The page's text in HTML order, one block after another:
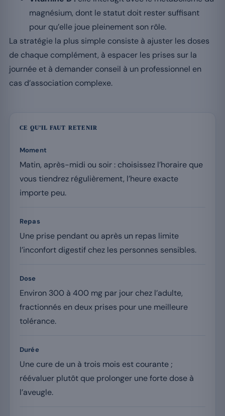
magnésium, dont le statut doit rester suffisant
pour qu’elle joue pleinement son rôle.
La stratégie la plus simple consiste à ajuster les doses
de chaque complément, à espacer les prises sur la
journée et à demander conseil à un professionnel en
cas d’association complexe.
CE QU’IL FAUT RETENIR
Moment
Matin, après-midi ou soir : choisissez l’horaire que
vous tiendrez régulièrement, l’heure exacte
importe peu.
Repas
Une prise pendant ou après un repas limite
l’inconfort digestif chez les personnes sensibles.
Dose
Environ 300 à 400 mg par jour chez l’adulte,
fractionnés en deux prises pour une meilleure
tolérance.
Durée
Une cure de un à trois mois est courante ;
réévaluer plutôt que prolonger une forte dose à
l’aveugle.